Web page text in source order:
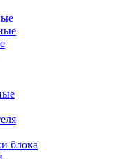
блока